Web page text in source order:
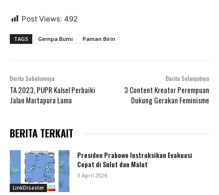
Post Views: 492
TAGS Gempa Bumi Paman Birin
Berita Sebelumnya
TA 2023, PUPR Kalsel Perbaiki
Jalan Martapura Lama
Berita Selanjutnya
3 Content Kreator Perempuan
Dukung Gerakan Feminisme
BERITA TERKAIT
LinkDisaster
Presiden Prabowo Instruksikan Evakuasi
Cepat di Sulut dan Malut
3 April 2026